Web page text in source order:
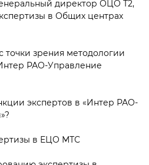
директор ОЦО Т2,
в Общих центрах
точки зрения методологии
РАО-Управление
экспертов в «Интер РАО-
в ЕЦО МТС